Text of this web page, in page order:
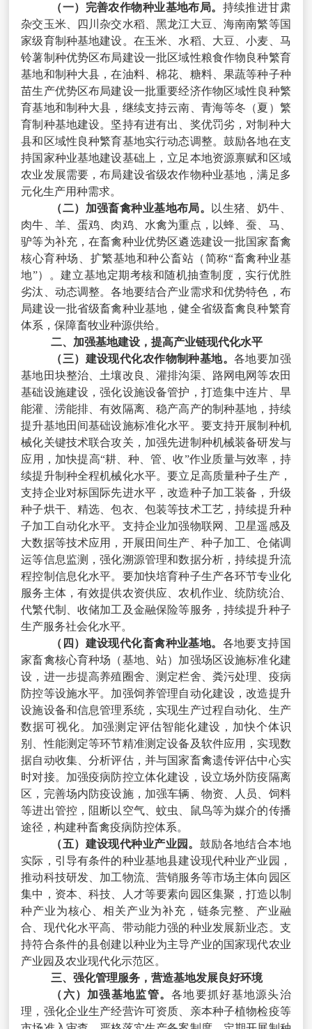
（一）完善农作物种业基地布局。 持续推进甘肃
杂交玉米、四川杂交水稻、黑龙江大豆、海南南繁等国
家级育制种基地建设。在玉米、水稻、大豆、小麦、马
铃薯制种优势区布局建设一批区域性粮食作物良种繁育
基地和制种大县，在油料、棉花、糖料、果蔬等种子种
苗生产优势区布局建设一批重要经济作物区域性良种繁
育基地和制种大县，继续支持云南、青海等冬（夏）繁
育制种基地建设。坚持有进有出、奖优罚劣，对制种大
县和区域性良种繁育基地实行动态调整。鼓励各地在支
持国家种业基地建设基础上，立足本地资源禀赋和区域
农业发展需要，布局建设省级农作物种业基地，满足多
元化生产用种需求。
（二）加强畜禽种业基地布局。
以生猪、奶牛、
肉牛、羊、蛋鸡、肉鸡、水禽为重点，以蜂、蚕、马、
驴等为补充，在畜禽种业优势区遴选建设一批国家畜禽
核心育种场、扩繁基地和种公畜站（简称“畜禽种业基
地”）。建立基地定期考核和随机抽查制度，实行优胜
劣汰、动态调整。各地要结合产业需求和优势特色，布
局建设一批省级畜禽种业基地，健全省级畜禽良种繁育
体系，保障畜牧业种源供给。
二、加强基地建设，提高产业链现代化水平
（三）建设现代化农作物制种基地。各地要加强
基地田块整治、土壤改良、灌排沟渠、路网电网等农田
基础设施建设，强化设施设备管护，打造集中连片、旱
能灌、涝能排、有效隔离、稳产高产的制种基地，持续
提升基地田间基础设施标准化水平。要支持开展制种机
械化关键技术联合攻关，加强先进制种机械装备研发与
应用，加快提高“耕、种、管、收”作业质量与效率，持
续提升制种全程机械化水平。要立足高质量种子生产，
支持企业对标国际先进水平，改造种子加工装备，升级
种子烘干、精选、包衣、包装等技术工艺，持续提升种
子加工自动化水平。支持企业加强物联网、卫星遥感及
大数据等技术应用，开展田间生产、种子加工、仓储调
运等信息监测，强化溯源管理和数据分析，持续提升流
程控制信息化水平。要加快培育种子生产各环节专业化
服务主体，有效提供农资供应、农机作业、统防统治、
代繁代制、收储加工及金融保险等服务，持续提升种子
生产服务社会化水平。
（四）建设现代化畜禽种业基地。 各地要支持国
家畜禽核心育种场（基地、站）加强场区设施标准化建
设，进一步提高养殖圈舍、测定栏舍、粪污处理、疫病
防控等设施水平。加强饲养管理自动化建设，改造提升
设施设备和信息管理系统，实现生产过程自动化、生产
数据可视化。加强测定评估智能化建设，加快个体识
别、性能测定等环节精准测定设备及软件应用，实现数
据自动收集、分析评估，并与国家畜禽遗传评估中心实
时对接。加强疫病防控立体化建设，设立场外防疫隔离
区，完善场内防疫设施，加强车辆、物资、人员、饲料
等进出管控，阻断以空气、蚊虫、鼠鸟等为媒介的传播
途径，构建种畜禽疫病防控体系。
（五）建设现代种业产业园。 鼓励各地结合本地
实际，引导有条件的种业基地县建设现代种业产业园，
推动科技研发、加工物流、营销服务等市场主体向园区
集中，资本、科技、人才等要素向园区集聚，打造以制
种产业为核心、相关产业为补充，链条完整、产业融
合、现代化水平高、带动能力强的种业发展新业态。支
持符合条件的县创建以种业为主导产业的国家现代农业
产业园及农业现代化示范区。
三、强化管理服务，营造基地发展良好环境
（六）加强基地监管。各地要抓好基地源头治
理，强化企业生产经营许可资质、亲本种子植物检疫等